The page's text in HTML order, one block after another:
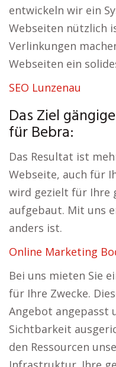
entwickeln wir ein
Webseiten nützlich
Verlinkungen
Webseiten ein
SEO Lunzenau
Das Ziel
für Bebra:
Das Resultat ist
Webseite, auch für
wird gezielt für Ihre
aufgebaut. Mit uns
anders ist.
Online Marketing
Bei uns mieten Sie
für Ihre Zwecke.
Angebot angepasst
Sichtbarkeit
den Ressourcen